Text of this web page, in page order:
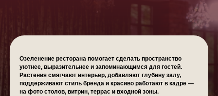
Озеленение ресторана помогает сделать пространство
уютнее, выразительнее и запоминающимся для гостей.
Растения смягчают интерьер, добавляют глубину залу,
поддерживают стиль бренда и красиво работают в кадре —
на фото столов, витрин, террас и входной зоны.